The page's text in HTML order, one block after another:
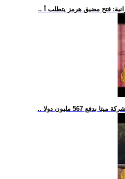
فتح مضيق هرمز يتطلب أ
567 مليون دولا